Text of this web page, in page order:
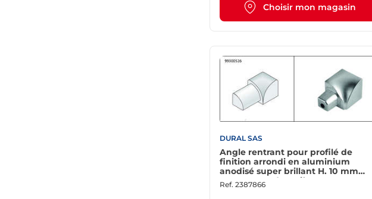
Choisir mon magasin
DURAL SAS
Angle rentrant pour profilé de
finition arrondi en aluminium
anodisé super brillant H. 10 mm
argent - Lot de 2 pièces
Ref. 2387866